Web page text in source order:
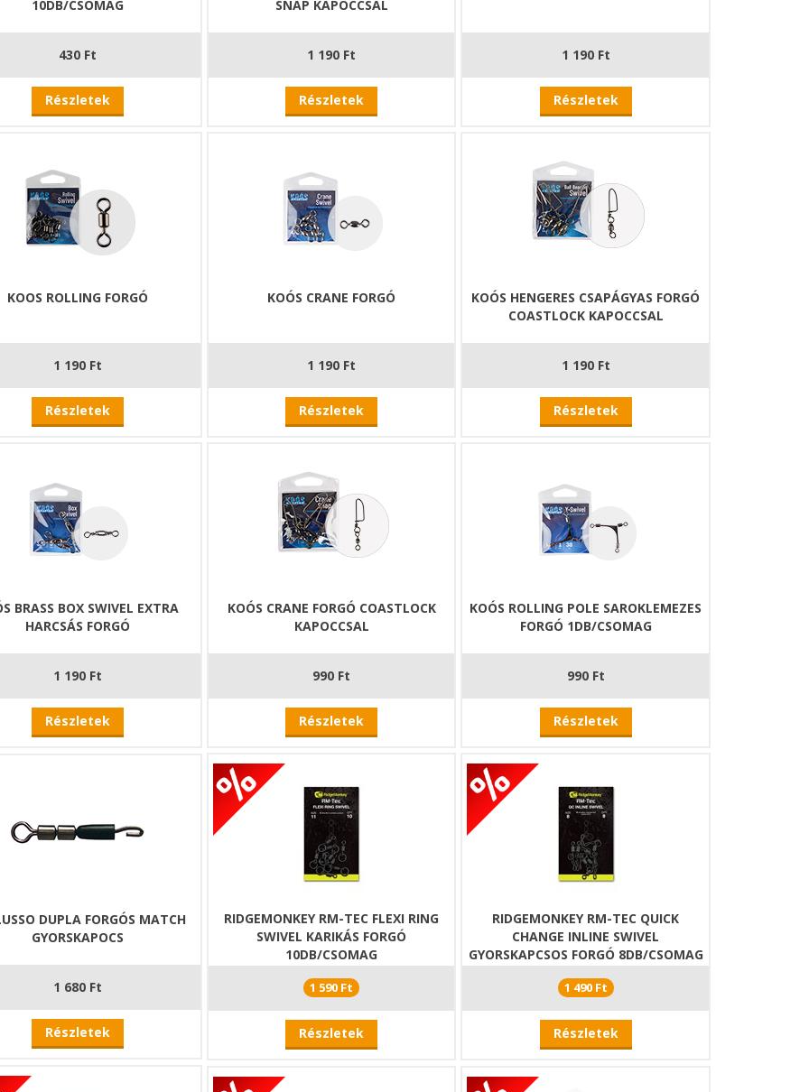
10DB/CSOMAG
430 Ft
Részletek
SNAP KAPOCCSAL
1 190 Ft
Részletek
1 190 Ft
Részletek
KOOS ROLLING FORGÓ
1 190 Ft
Részletek
KOÓS CRANE FORGÓ
1 190 Ft
Részletek
KOÓS HENGERES CSAPÁGYAS FORGÓ
COASTLOCK KAPOCCSAL
1 190 Ft
Részletek
BRASS BOX SWIVEL EXTRA
HARCSÁS FORGÓ
1 190 Ft
Részletek
KOÓS CRANE FORGÓ COASTLOCK
KAPOCCSAL
990 Ft
Részletek
KOÓS ROLLING POLE SAROKLEMEZES
FORGÓ 1DB/CSOMAG
990 Ft
Részletek
DUPLA FORGÓS MATCH
GYORSKAPOCS
1 680 Ft
Részletek
RIDGEMONKEY RM-TEC FLEXI RING
SWIVEL KARIKÁS FORGÓ
10DB/CSOMAG
1 590 Ft
Részletek
RIDGEMONKEY RM-TEC QUICK
CHANGE INLINE SWIVEL
GYORSKAPCSOS FORGÓ 8DB/CSOMAG
1 490 Ft
Részletek